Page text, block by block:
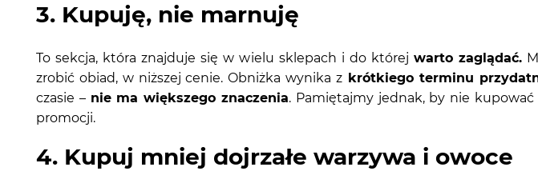
3. Kupuję, nie marnuję
To sekcja, która znajduje się w wielu sklepach i do której warto zaglądać.
zrobić obiad, w niższej cenie. Obniżka wynika z krótkiego terminu
czasie – nie ma większego znaczenia. Pamiętajmy jednak, by nie
promocji.
4. Kupuj mniej dojrzałe warzywa i owoce